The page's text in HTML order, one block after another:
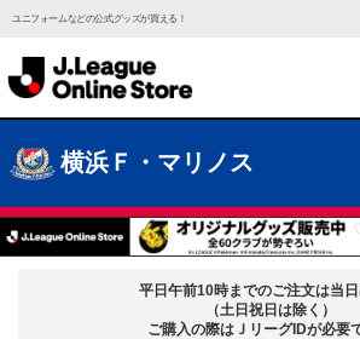
ユニフォームなどの公式グッズが買える！
横浜Ｆ・マリノス
平日午前10時までのご注文は当日
（土日祝日は除く）
ご購入の際はＪリーグIDが必要